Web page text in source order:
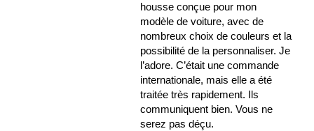
housse conçue pour mon
modèle de voiture, avec de
nombreux choix de couleurs et la
possibilité de la personnaliser. Je
l’adore. C’était une commande
internationale, mais elle a été
traitée très rapidement. Ils
communiquent bien. Vous ne
serez pas déçu.